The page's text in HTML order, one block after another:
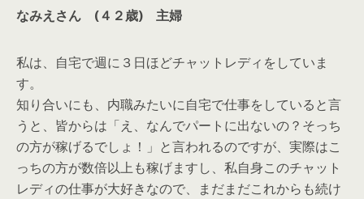
なみえさん (４２歳) 主婦
私は、自宅で週に３日ほどチャットレディをしていま
す。
知り合いにも、内職みたいに自宅で仕事をしていると言
うと、皆からは「え、なんでパートに出ないの？そっち
の方が稼げるでしょ！」と言われるのですが、実際はこ
っちの方が数倍以上も稼げますし、私自身このチャット
レディの仕事が大好きなので、まだまだこれからも続け